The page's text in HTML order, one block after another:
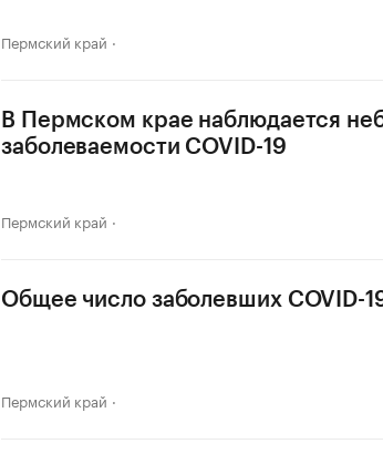
Пермский край
В Пермском крае наблюдается
заболеваемости COVID-19
Пермский край
Общее число заболевших COVID-
Пермский край